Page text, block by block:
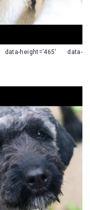
height=’465′ data-